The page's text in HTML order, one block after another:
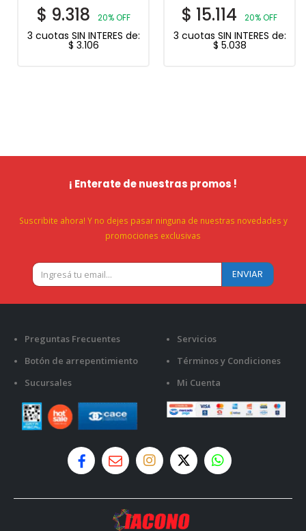
$ 9.318 20% OFF
3 cuotas SIN INTERES de:
$ 3.106
$ 15.114 20% OFF
3 cuotas SIN INTERES de:
$ 5.038
¡ Enterate de nuestras promos !
Suscribite ahora! Y no dejes pasar ninguna de nuestras novedades y
promociones exclusivas
Preguntas Frecuentes
Botón de arrepentimiento
Sucursales
Servicios
Términos y Condiciones
Mi Cuenta